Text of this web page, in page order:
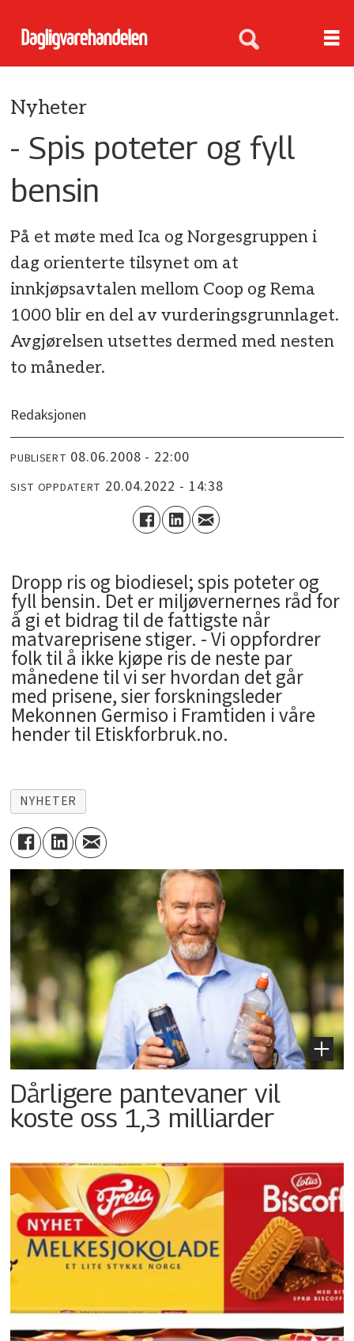
Nyheter
- Spis poteter og fyll
bensin
På et møte med Ica og Norgesgruppen i
dag orienterte tilsynet om at
innkjøpsavtalen mellom Coop og Rema
1000 blir en del av vurderingsgrunnlaget.
Avgjørelsen utsettes dermed med nesten
to måneder.
Redaksjonen
PUBLISERT 08.06.2008 - 22:00
SIST OPPDATERT 20.04.2022 - 14:38
Dropp ris og biodiesel; spis poteter og
fyll bensin. Det er miljøvernernes råd for
å gi et bidrag til de fattigste når
matvareprisene stiger. - Vi oppfordrer
folk til å ikke kjøpe ris de neste par
månedene til vi ser hvordan det går
med prisene, sier forskningsleder
Mekonnen Germiso i Framtiden i våre
hender til Etiskforbruk.no.
NYHETER
Dårligere pantevaner vil
koste oss 1,3 milliarder